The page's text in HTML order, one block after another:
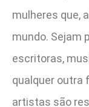
mulheres que,
mundo. Sejam
escritoras,
qualquer outra
artistas são